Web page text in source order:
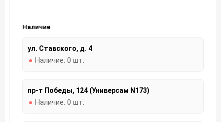
Наличие
ул. Ставского, д. 4
Наличие: 0 шт.
пр-т Победы, 124 (Универсам N173)
Наличие: 0 шт.